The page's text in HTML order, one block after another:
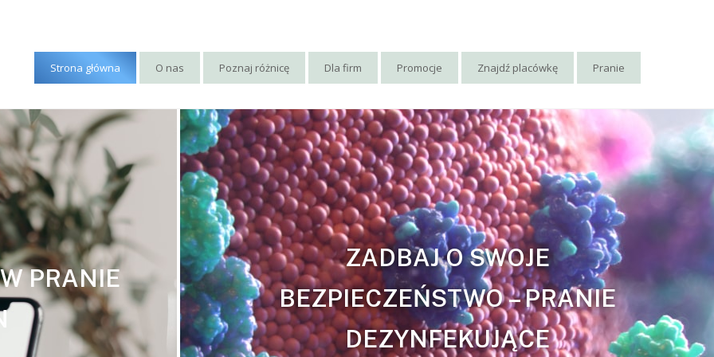
Strona główna O nas Poznaj różnicę Dla firm Promocje Znajdź placówkę Pranie
PRANIE
ZADBAJ O SWOJE
BEZPIECZEŃSTWO – PRANIE
DEZYNFEKUJĄCE